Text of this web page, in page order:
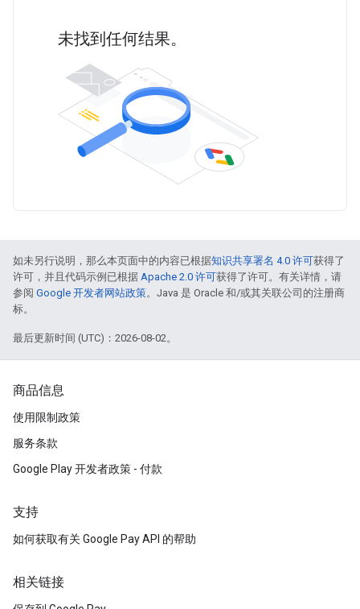
未找到任何结果。
如未另行说明，那么本页面中的内容已根据知识共享署名 4.0 许可获得了
许可，并且代码示例已根据 Apache 2.0 许可获得了许可。有关详情，请
参阅 Google 开发者网站政策。Java 是 Oracle 和/或其关联公司的注册商
标。
最后更新时间 (UTC)：2026-08-02。
商品信息
使用限制政策
服务条款
Google Play 开发者政策 - 付款
支持
如何获取有关 Google Pay API 的帮助
相关链接